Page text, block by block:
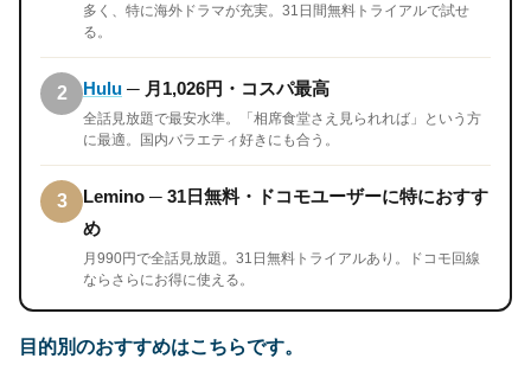
多く、特に海外ドラマが充実。31日間無料トライアルで試せ
る。
2 Hulu ─ 月1,026円・コスパ最高
全話見放題で最安水準。「相席食堂さえ見られれば」という方
に最適。国内バラエティ好きにも合う。
3
Lemino ─ 31日無料・ドコモユーザーに特におすす
め
月990円で全話見放題。31日無料トライアルあり。ドコモ回線
ならさらにお得に使える。
目的別のおすすめはこちらです。